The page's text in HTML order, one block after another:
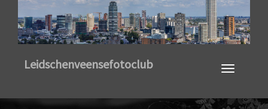
Leidschenveensefotoclub
navigation